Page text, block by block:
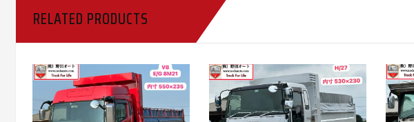
RELATED PRODUCTS